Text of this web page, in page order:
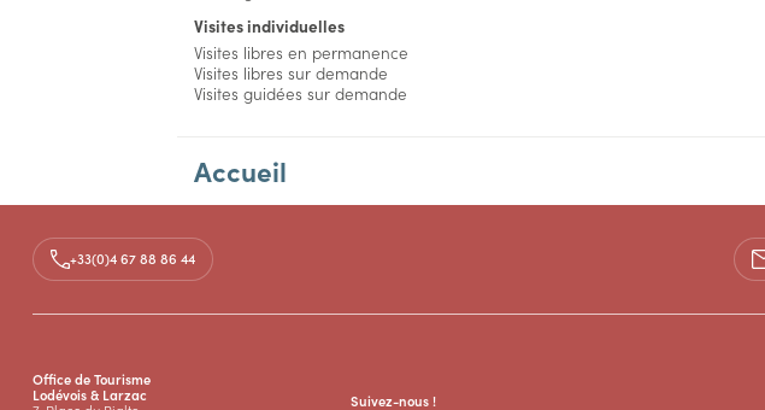
Visites individuelles
Visites libres en permanence
Visites libres sur demande
Visites guidées sur demande
Accueil
Aménagements
Tarifs
+33(0)4 67 88 86 44
Office de Tourisme
Lodévois & Larzac
Suivez-nous !